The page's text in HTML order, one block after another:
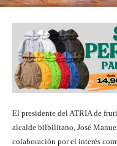
El presidente del ATRIA de
alcalde bilbilitano, José
colaboración por el interés